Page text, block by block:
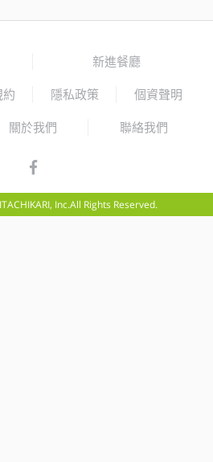
新進餐廳
隱私政策 個資聲明
關於我們 聯絡我們
Inc.All Rights Reserved.